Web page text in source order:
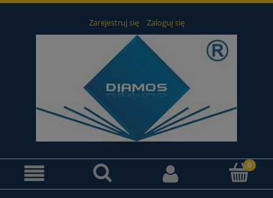
Zarejestruj się Zaloguj się